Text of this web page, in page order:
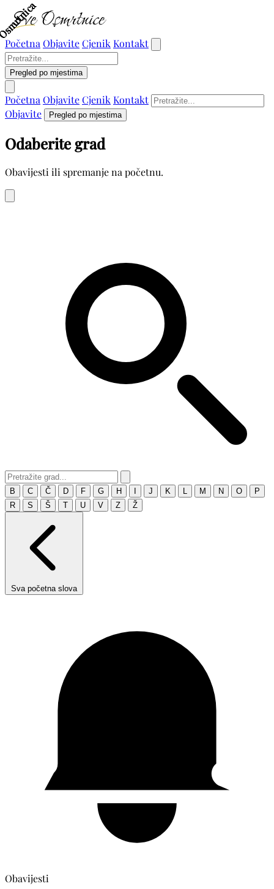
Početna ObjaviteCjenik Kontakt
Pregled po mjestima
Početna ObjaviteCjenik Kontakt
Objavite
Pregled po mjestima
Odaberite grad
Obavijesti ili spremanje na početnu.
B C Č D F G H J K M N O
P
R
S Š T U V Z Ž
Sva početna slova
Obavijesti